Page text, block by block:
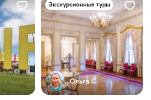
Экскурсионные туры
Ольга С.